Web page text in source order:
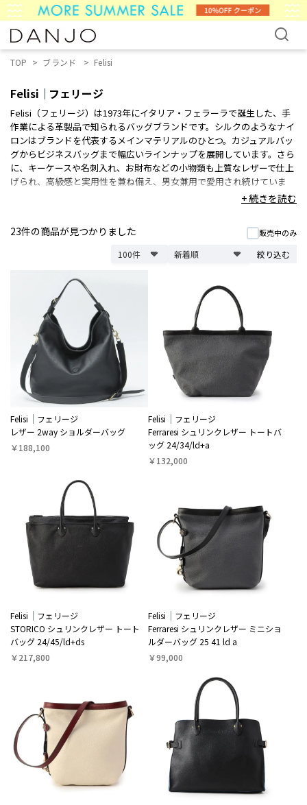
TOP ブランド Felisi
Felisi フェリージ
Felisi（フェリージ）は1973年にイタリア・フェラーラで誕生した、手
作業による革製品で知られるバッグブランドです。シルクのようなナイ
ロンはブランドを代表するメインマテリアルのひとつ。カジュアルバッ
グからビジネスバッグまで幅広いラインナップを展開しています。さら
に、キーケースや名刺入れ、お財布などの小物類も上質なレザーで仕上
げられ、高級感と実用性を兼ね備え、男女兼用で愛用され続けていま
す。シンプルで上品なデザインはカジュアルからフォーマルまで大人の
+ 続きを読む
23件の商品が見つかりました 販売中のみ
絞り込む
Felisi
フェリージ
レザー 2way ショルダーバッグ
￥188,100
Felisi
フェリージ
Ferraresi シュリンクレザー トートバ
ッグ 24/34/ld+a
￥132,000
Felisi
フェリージ
STORICO シュリンクレザー トート
バッグ 24/45/ld+ds
￥217,800
Felisi
フェリージ
Ferraresi シュリンクレザー ミニショ
ルダーバッグ 25 41 ld a
￥99,000